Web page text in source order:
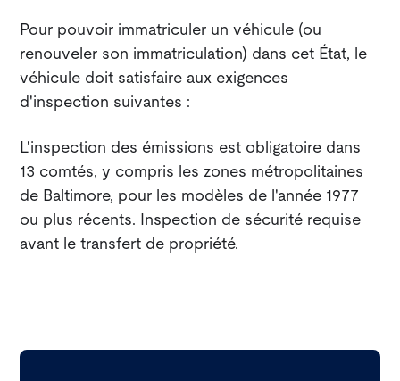
Pour pouvoir immatriculer un véhicule (ou
renouveler son immatriculation) dans cet État, le
véhicule doit satisfaire aux exigences
d'inspection suivantes :
L'inspection des émissions est obligatoire dans
13 comtés, y compris les zones métropolitaines
de Baltimore, pour les modèles de l'année 1977
ou plus récents. Inspection de sécurité requise
avant le transfert de propriété.